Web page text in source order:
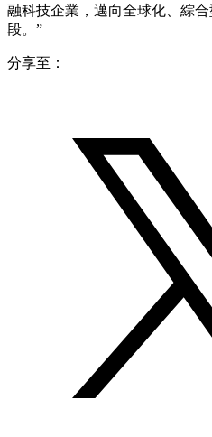
融科技企業，邁向全球化、綜
段。”
分享至：